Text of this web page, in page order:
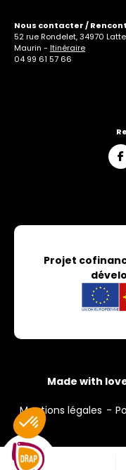
Nous contacter /
52 rue Rondelet, 34970
Maurin - Itinéraire
04 99 61 57 66
Projet
Made with
Mentions légales